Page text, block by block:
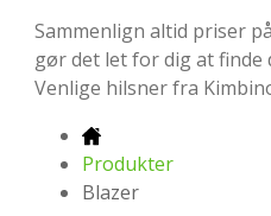
Sammenlign altid priser
gør det let for dig at finde
Venlige hilsner fra
Produkter
Blazer